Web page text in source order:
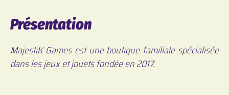
Présentation
MajestiK Games est une boutique familiale spécialisée
dans les jeux et jouets fondée en 2017.